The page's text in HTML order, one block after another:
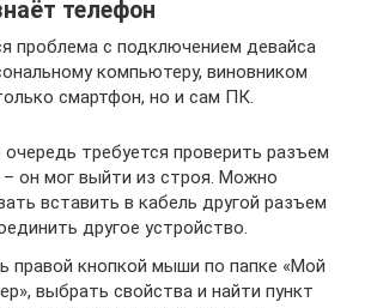
телефон
проблема с подключением девайса
компьютеру, виновником
смартфон, но и сам ПК.
требуется проверить разъем
– он мог выйти из строя. Можно
вставить в кабель другой разъем
другое устройство.
правой кнопкой мыши по папке «Мой
выбрать свойства и найти пункт